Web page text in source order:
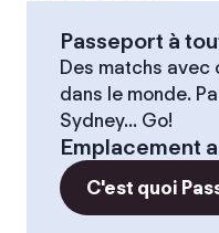
Passeport à
Des matchs avec
dans le monde.
Sydney... Go!
Emplacement
C'est quoi